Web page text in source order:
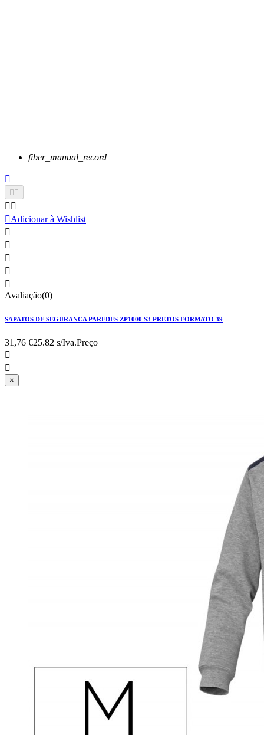
fiber_manual_record

 
 
Adicionar à Wishlist





Avaliação(0)
SAPATOS DE SEGURANCA PAREDES ZP1000 S3 PRETOS FORMATO 39
31,76 €25.82 s/Iva.Preço


×